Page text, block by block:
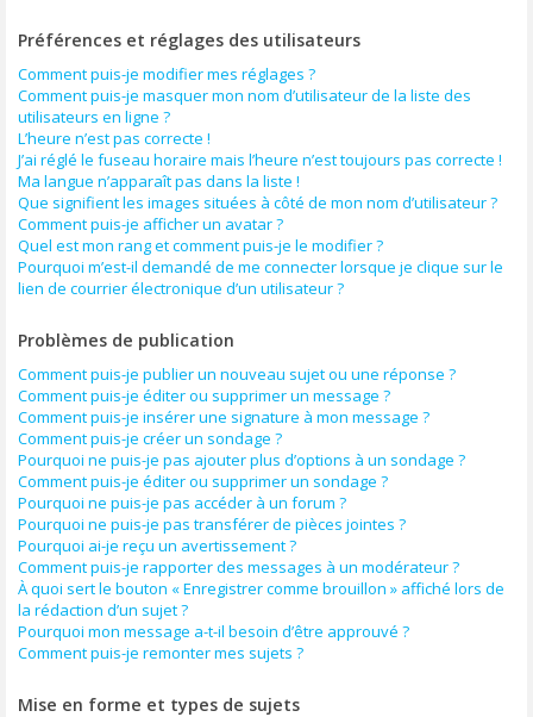
Préférences et réglages des utilisateurs
Comment puis-je modifier mes réglages ?
Comment puis-je masquer mon nom d’utilisateur de la liste des
utilisateurs en ligne ?
L’heure n’est pas correcte !
J’ai réglé le fuseau horaire mais l’heure n’est toujours pas correcte !
Ma langue n’apparaît pas dans la liste !
Que signifient les images situées à côté de mon nom d’utilisateur ?
Comment puis-je afficher un avatar ?
Quel est mon rang et comment puis-je le modifier ?
Pourquoi m’est-il demandé de me connecter lorsque je clique sur le
lien de courrier électronique d’un utilisateur ?
Problèmes de publication
Comment puis-je publier un nouveau sujet ou une réponse ?
Comment puis-je éditer ou supprimer un message ?
Comment puis-je insérer une signature à mon message ?
Comment puis-je créer un sondage ?
Pourquoi ne puis-je pas ajouter plus d’options à un sondage ?
Comment puis-je éditer ou supprimer un sondage ?
Pourquoi ne puis-je pas accéder à un forum ?
Pourquoi ne puis-je pas transférer de pièces jointes ?
Pourquoi ai-je reçu un avertissement ?
Comment puis-je rapporter des messages à un modérateur ?
À quoi sert le bouton « Enregistrer comme brouillon » affiché lors de
la rédaction d’un sujet ?
Pourquoi mon message a-t-il besoin d’être approuvé ?
Comment puis-je remonter mes sujets ?
Mise en forme et types de sujets